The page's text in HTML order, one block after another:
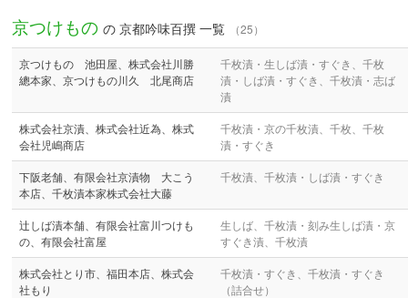
京つけもの の 京都吟味百撰 一覧 （25）
京つけもの 池田屋、株式会社川勝
總本家、京つけもの川久 北尾商店
千枚漬・生しば漬・すぐき、千枚
漬・しば漬・すぐき、千枚漬・志ば
漬
株式会社京漬、株式会社近為、株式
会社児嶋商店
千枚漬・京の千枚漬、千枚、千枚
漬・すぐき
下阪老舗、有限会社京漬物 大こう
本店、千枚漬本家株式会社大藤
千枚漬、千枚漬・しば漬・すぐき
辻しば漬本舗、有限会社富川つけも
の、有限会社富屋
生しば、千枚漬・刻み生しば漬・京
すぐき漬、千枚漬
株式会社とり市、福田本店、株式会
社もり
千枚漬・すぐき、千枚漬・すぐき
（詰合せ）